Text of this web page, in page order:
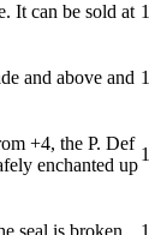
It can be sold at 1
and above and 1
+4, the P. Def
enchanted up
1
seal is broken,
1